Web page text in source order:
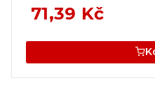
71,39 Kč